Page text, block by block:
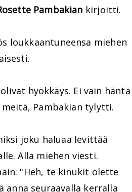
Pambakian kirjoitti.
loukkaantuneensa miehen
hyökkäys. Ei vain häntä
Pambakian tylytti.
joku haluaa levittää
Alla miehen viesti.
"Heh, te kinukit olette
anna seuraavalla kerralla